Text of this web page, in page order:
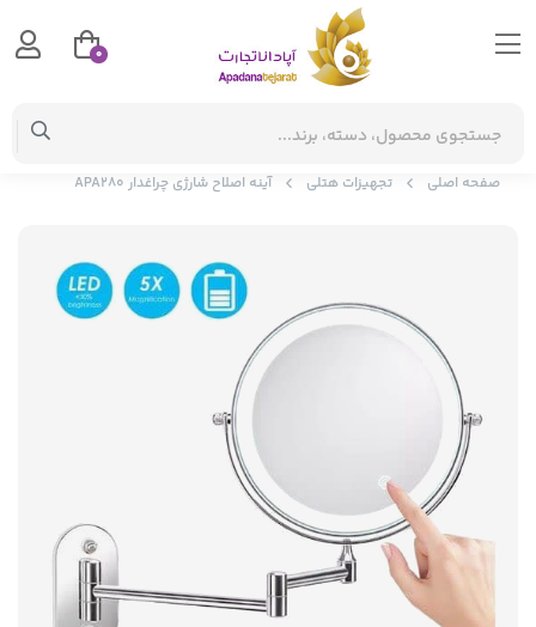
صفحه اصلی تجهیزات هتلی آینه اصلاح شارژی چراغدار APA280
0